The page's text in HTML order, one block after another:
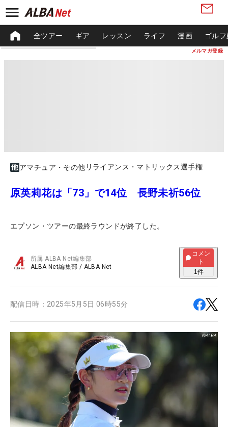
メルマガ登録
全ツアー ギア レッスン ライフ 漫画 ゴル
アマチュア・その他 リライアンス・マトリックス選手権
原英莉花は「73」で14位 長野未祈56位
エプソン・ツアーの最終ラウンドが終了した。
所属ALBA Net編集部
ALBA Net編集部 / ALBA Net
コメン
ト
1件
配信日時： 2025年5月5日 06時55分